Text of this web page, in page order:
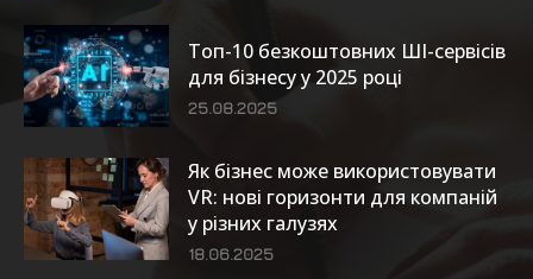
Топ-10 безкоштовних ШІ-сервісів
для бізнесу у 2025 році
25.08.2025
Як бізнес може використовувати
VR: нові горизонти для компаній
у різних галузях
18.06.2025